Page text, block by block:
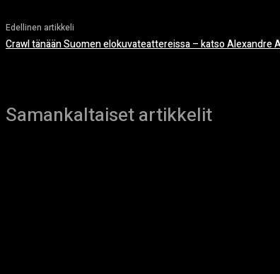
Edellinen artikkeli
Crawl tänään Suomen elokuvateattereissa – katso Alexandre
Samankaltaiset artikkelit